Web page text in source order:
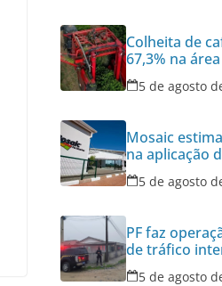
Colheita de
67,3% na
5 de agosto
Mosaic
na aplicação
Brasil
5 de agosto
PF faz
de tráfico
armas
5 de agosto